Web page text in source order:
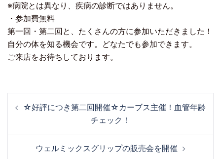
※病院とは異なり、疾病の診断ではありません。
・参加費無料
第一回・第二回と、たくさんの方に参加いただきました！
自分の体を知る機会です。どなたでも参加できます。
ご来店をお待ちしております。
☆好評につき第二回開催☆カーブス主催！血管年齢
チェック！
ウェルミックスグリップの販売会を開催